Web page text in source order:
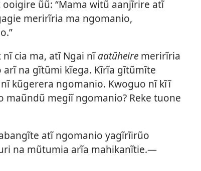
ũũ: “Mama witũ aanjĩrire atĩ
merirĩria ma ngomanio,
nĩ cia ma, atĩ Ngai nĩaatũheire merirĩria
na gĩtũmi kĩega. Kĩrĩa gĩtũmĩte
kũgerera ngomanio. Kwoguo nĩ kĩĩ
megiĩ ngomanio? Reke tuone
atĩ ngomanio yagĩrĩirũo
na mũtumia arĩa mahikanĩtie.​—